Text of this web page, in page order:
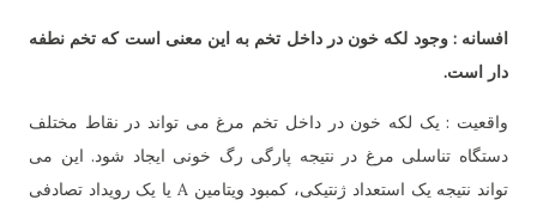
افسانه : وجود لکه خون در داخل تخم به این معنی است که تخم نطفه
دار است.
واقعیت : یک لکه خون در داخل تخم مرغ می تواند در نقاط مختلف
دستگاه تناسلی مرغ در نتیجه پارگی رگ خونی ایجاد شود. این می
تواند نتیجه یک استعداد ژنتیکی، کمبود ویتامین A یا یک رویداد تصادفی